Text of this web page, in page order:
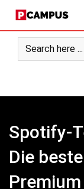
content
Spotify-
Die
Premium